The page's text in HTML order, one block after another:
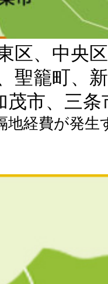
区、中央
聖籠町、
茂市、三
地経費が発